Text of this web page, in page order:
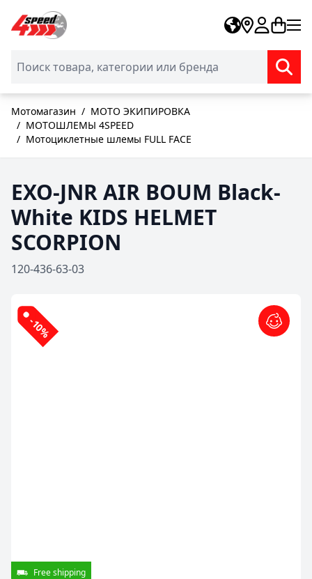
Skip to Content
Мотомагазин / МОТО ЭКИПИРОВКА
/ МОТОШЛЕМЫ 4SPEED
/ Мотоциклетные шлемы FULL FACE
EXO-JNR AIR BOUM Black-
White KIDS HELMET
SCORPION
120-436-63-03
-10%
Free shipping